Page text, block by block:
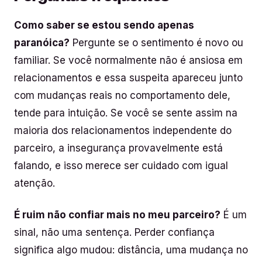
Como saber se estou sendo apenas
paranóica? Pergunte se o sentimento é novo ou
familiar. Se você normalmente não é ansiosa em
relacionamentos e essa suspeita apareceu junto
com mudanças reais no comportamento dele,
tende para intuição. Se você se sente assim na
maioria dos relacionamentos independente do
parceiro, a insegurança provavelmente está
falando, e isso merece ser cuidado com igual
atenção.
É ruim não confiar mais no meu parceiro? É um
sinal, não uma sentença. Perder confiança
significa algo mudou: distância, uma mudança no